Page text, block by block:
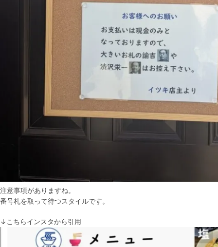
注意事項がありますね。
番号札を取って待つスタイルです。
↓こちらインスタから引用